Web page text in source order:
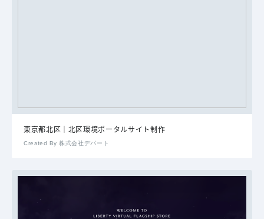
東京都北区｜北区環境ポータルサイト制作
Created By 株式会社デパート